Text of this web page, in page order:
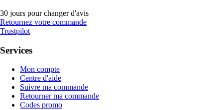
30 jours pour changer d'avis
Retournez votre commande
Trustpilot
Services
Mon compte
Centre d'aide
Suivre ma commande
Retourner ma commande
Codes promo